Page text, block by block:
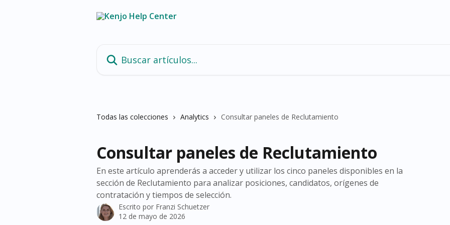
Todas las colecciones Analytics Consultar paneles de Reclutamiento
Consultar paneles de Reclutamiento
En este artículo aprenderás a acceder y utilizar los cinco paneles disponibles en la
sección de Reclutamiento para analizar posiciones, candidatos, orígenes de
contratación y tiempos de selección.
Escrito por Franzi Schuetzer
12 de mayo de 2026